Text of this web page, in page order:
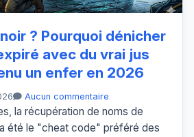
? Pourquoi dénicher
avec du vrai jus
un enfer en 2026
Aucun commentaire
la récupération de noms de
été le "cheat code" préféré des